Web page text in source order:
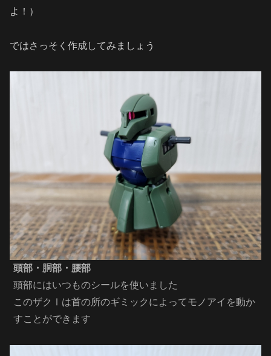
よ！）
ではさっそく作成してみましょう
頭部・胴部・腰部
頭部にはいつものシールを使いました
このザクⅠは首の所のギミックによってモノアイを動か
すことができます